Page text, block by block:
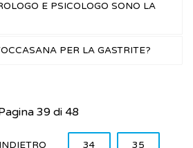
E PSICOLOGO SONO LA
PER LA GASTRITE?
39 di 48
INDIETRO 34 35